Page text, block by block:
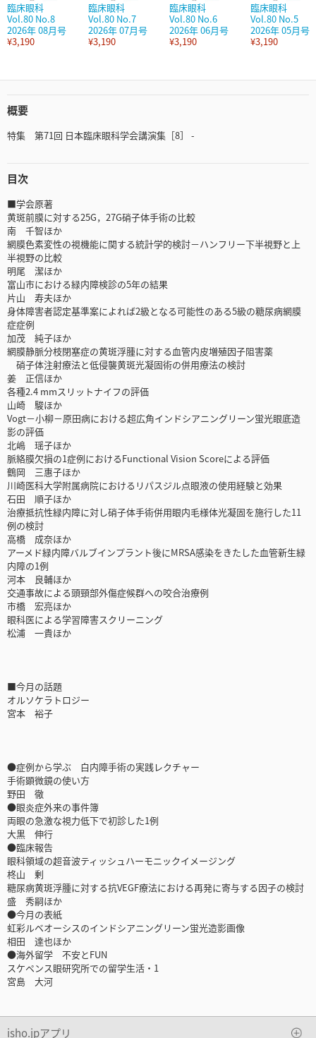
臨床眼科
Vol.80 No.8
2026年 08月号
¥3,190
臨床眼科
Vol.80 No.7
2026年 07月号
¥3,190
臨床眼科
Vol.80 No.6
2026年 06月号
¥3,190
臨床眼科
Vol.80 No.5
2026年 05月号
¥3,190
概要
特集 第71回 日本臨床眼科学会講演集［8］ -
目次
■学会原著
黄斑前膜に対する25G，27G硝子体手術の比較
南 千智ほか
網膜色素変性の視機能に関する統計学的検討－ハンフリー下半視野と上
半視野の比較
明尾 潔ほか
富山市における緑内障検診の5年の結果
片山 寿夫ほか
身体障害者認定基準案によれば2級となる可能性のある5級の糖尿病網膜
症症例
加茂 純子ほか
網膜静脈分枝閉塞症の黄斑浮腫に対する血管内皮増殖因子阻害薬
硝子体注射療法と低侵襲黄斑光凝固術の併用療法の検討
姜 正信ほか
各種2.4 mmスリットナイフの評価
山崎 駿ほか
Vogt－小柳－原田病における超広角インドシアニングリーン蛍光眼底造
影の評価
北嶋 瑶子ほか
脈絡膜欠損の1症例におけるFunctional Vision Scoreによる評価
鶴岡 三惠子ほか
川崎医科大学附属病院におけるリパスジル点眼液の使用経験と効果
石田 順子ほか
治療抵抗性緑内障に対し硝子体手術併用眼内毛様体光凝固を施行した11
例の検討
高橋 成奈ほか
アーメド緑内障バルブインプラント後にMRSA感染をきたした血管新生緑
内障の1例
河本 良輔ほか
交通事故による頭頸部外傷症候群への咬合治療例
市橋 宏亮ほか
眼科医による学習障害スクリーニング
松浦 一貴ほか
■今月の話題
オルソケラトロジー
宮本 裕子
●症例から学ぶ 白内障手術の実践レクチャー
手術顕微鏡の使い方
野田 徹
●眼炎症外来の事件簿
両眼の急激な視力低下で初診した1例
大黒 伸行
●臨床報告
眼科領域の超音波ティッシュハーモニックイメージング
柊山 剰
糖尿病黄斑浮腫に対する抗VEGF療法における再発に寄与する因子の検討
盛 秀嗣ほか
●今月の表紙
虹彩ルベオーシスのインドシアニングリーン蛍光造影画像
相田 達也ほか
●海外留学 不安とFUN
スケペンス眼研究所での留学生活・1
宮島 大河
isho.jpアプリ